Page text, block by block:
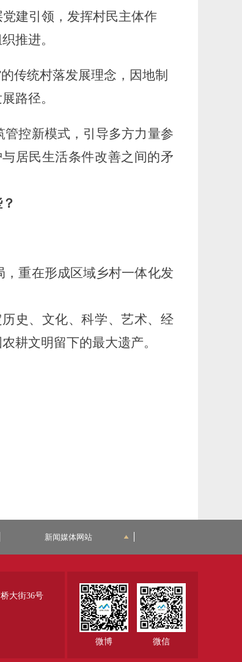
建引领，发挥村民主体作
推进。
传统村落发展理念，因地制
路径。
控新模式，引导多方力量参
居民生活条件改善之间的矛
，重在形成区域乡村一体化发
史、文化、科学、艺术、经
耕文明留下的最大遗产。
新闻媒体网站
微博 微信
大街36号